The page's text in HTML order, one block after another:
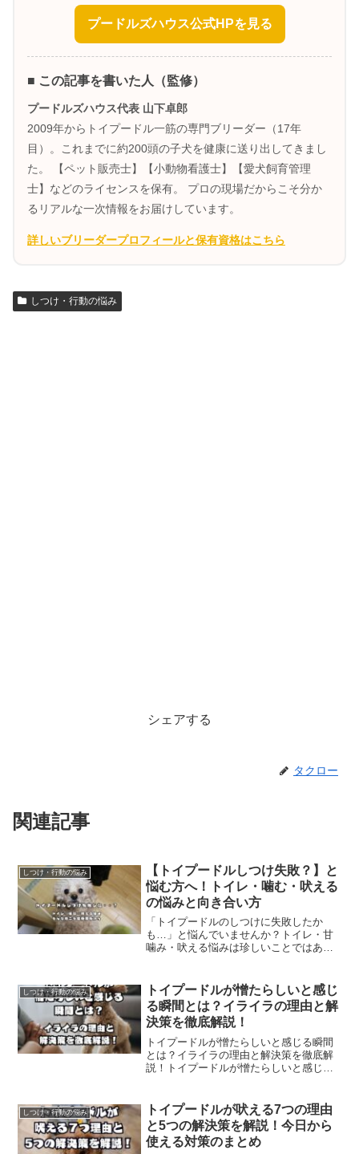
プードルズハウス公式HPを見る
■ この記事を書いた人（監修）
プードルズハウス代表 山下卓郎
2009年からトイプードル一筋の専門ブリーダー（17年
目）。これまでに約200頭の子犬を健康に送り出してきまし
た。 【ペット販売士】【小動物看護士】【愛犬飼育管理
士】などのライセンスを保有。 プロの現場だからこそ分か
るリアルな一次情報をお届けしています。
詳しいブリーダープロフィールと保有資格はこちら
しつけ・行動の悩み
シェアする
タクロー
関連記事
しつけ・行動の悩み
【トイプードルしつけ失敗？】と
悩む方へ！トイレ・噛む・吠える
の悩みと向き合い方
「トイプードルのしつけに失敗したか
も…」と悩んでいませんか？トイレ・甘
噛み・吠える悩みは珍しいことではあり
にしたしつけの考え方と向き合い方をや
さしく解説します。
しつけ・行動の悩み
トイプードルが憎たらしいと感じ
る瞬間とは？イライラの理由と解
決策を徹底解説！
トイプードルが憎たらしいと感じる瞬間
とは？イライラの理由と解決策を徹底解
説！トイプードルが憎たらしいと感じる
と感じる瞬間とは？イライラの理由と解
決策を徹底解説！ではどうぞ。
しつけ・行動の悩み
トイプードルが吠える7つの理由
と5つの解決策を解説！今日から
使える対策のまとめ